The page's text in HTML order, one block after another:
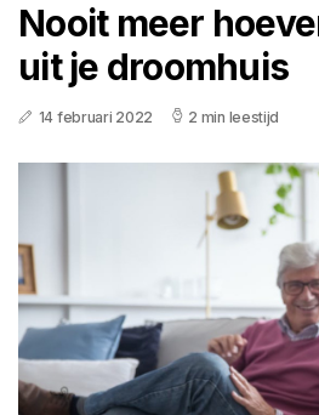
Nooit meer
uit je droomhuis
14 februari 2022 2 min leestijd